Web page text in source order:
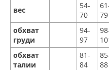
вес
54-
70
79
обхват
груди
94-
97
обхват
талии
81-
84
88